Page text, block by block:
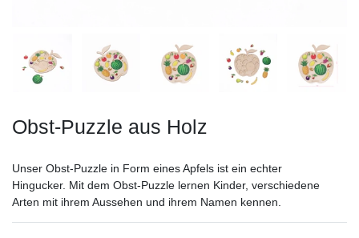
Obst-Puzzle aus Holz
Unser Obst-Puzzle in Form eines Apfels ist ein echter
Hingucker. Mit dem Obst-Puzzle lernen Kinder, verschiedene
Arten mit ihrem Aussehen und ihrem Namen kennen.